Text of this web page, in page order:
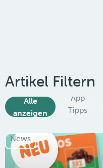
Artikel Filtern
Alle
anzeigen
App
Tipps
News